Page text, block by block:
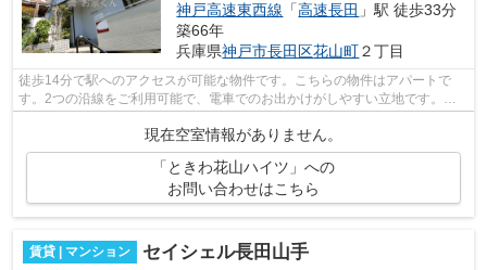
神戸高速東西線 「高速長田 」駅 徒歩33分
築66年
兵庫県神戸市長田区花山町２丁目
徒歩14分で駅へのアクセスが可能な物件です。こちらの物件はアパートで
す。2つの沿線をご利用可能で、電車でのお出かけがしやすい立地です。神
現在空室情報がありません。
「ときわ花山ハイツ」への
お問い合わせはこちら
賃貸 | マンション セイシェル長田山手